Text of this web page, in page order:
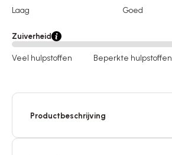
Laag Goed
Zuiverheid
Veel hulpstoffen Beperkte hulpstoffen
Productbeschrijving